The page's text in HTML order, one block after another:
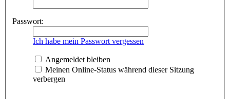
Passwort:
Ich habe mein Passwort vergessen
Angemeldet bleiben
Meinen Online-Status während dieser Sitzung
verbergen